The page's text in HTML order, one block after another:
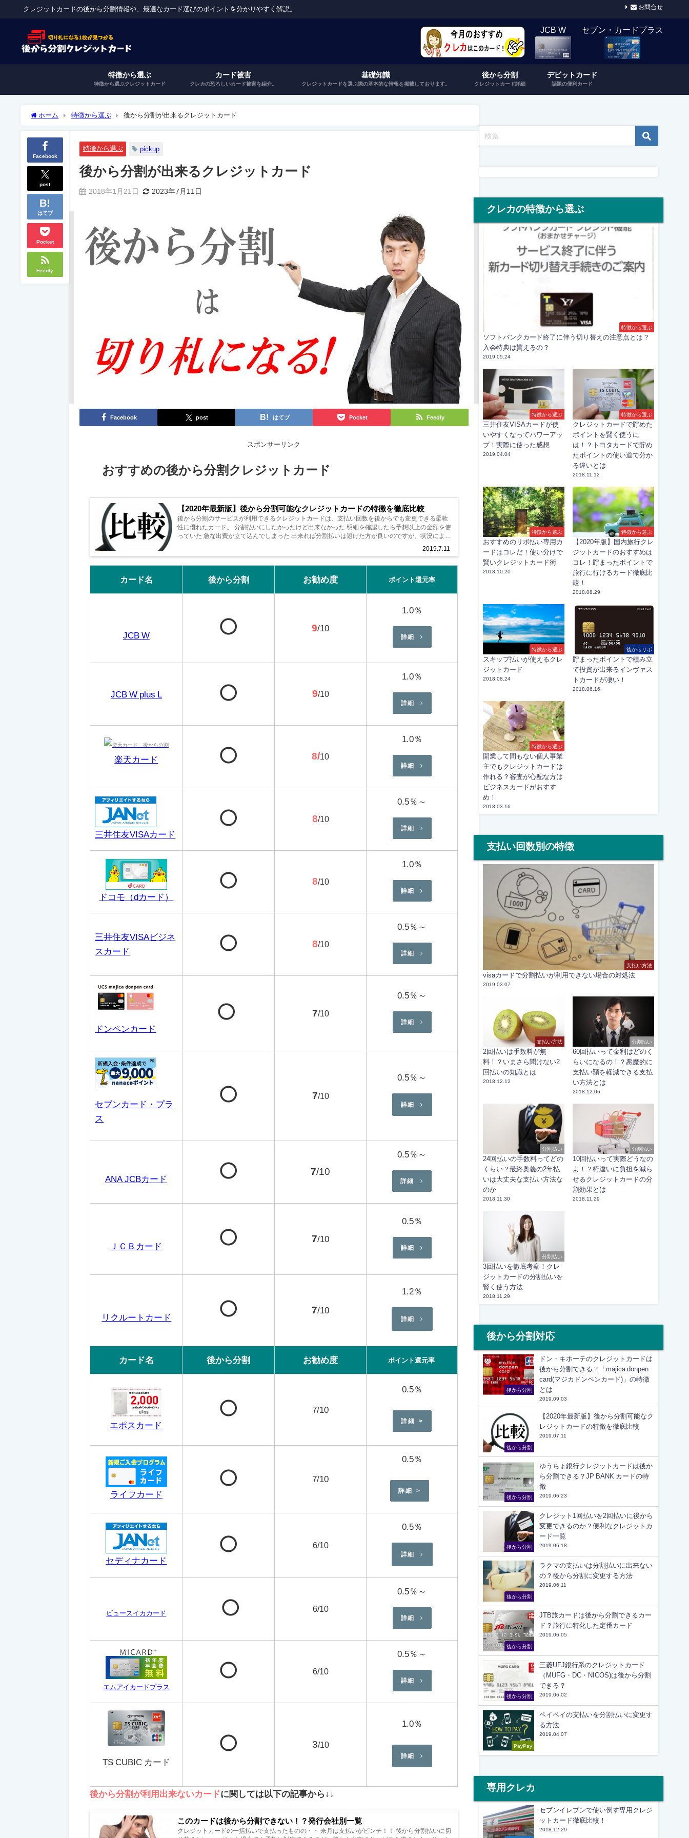
クレジットカードの後から分割情報や、最適なカード選びのポイントを分かりやすく解説。 お問合せ
JCB W セブン・カードプラス
特徴から選ぶ
特徴から選ぶクレジットカード
カード被害
クレカの恐ろしいカード被害を紹介。
基礎知識
クレジットカードを選ぶ際の基本的な情報を掲載しております。
後から分割
クレジットカード詳細
デビットカード
話題の便利カード
ホーム 特徴から選ぶ 後から分割が出来るクレジットカード
Facebook
post
はてブ
Pocket
Feedly
特徴から選ぶ pickup
後から分割が出来るクレジットカード
2018年1月21日 2023年7月11日
Facebook post はてブ Pocket Feedly
スポンサーリンク
おすすめの後から分割クレジットカード
【2020年最新版】後から分割可能なクレジットカードの特徴を徹底比較
2019.7.11
後から分割のサービスが利用できるクレジットカードは、支払い回数を後からでも変更できる柔軟
性に優れたカード。 分割払いにしたかったけど出来なかった 明細を確認したら予想以上の金額を使
っていた 急な出費が立て込んでしまった 出来れば分割払いは避けた方が良いのですが、状況によっ
カード名 後から分割 お勧め度 ポイント還元率
JCB W
⭕ 9/10
1.0％
詳細
JCB W plus L ⭕ 9/10
1.0％
詳細
楽天カード ⭕ 8/10
1.0％
詳細
三井住友VISAカード
⭕ 8/10
0.5％～
詳細
ドコモ（dカード）
⭕ 8/10
1.0％
詳細
三井住友VISAビジネ
スカード
⭕ 8/10
0.5％～
詳細
ドンペンカード
⭕ 7/10
0.5％～
詳細
セブンカード・プラ
ス
⭕ 7/10
0.5％～
詳細
ANA JCBカード ⭕ 7/10
0.5％～
詳細
ＪＣＢカード
⭕ 7/10
0.5％
詳細
リクルートカード
⭕ 7/10
1.2％
詳細
カード名 後から分割 お勧め度 ポイント還元率
エポスカード
⭕ 7/10
0.5％
詳細 >
ライフカード
⭕ 7/10
0.5％
詳細 >
セディナカード
⭕ 6/10
0.5％
詳細
ビュースイカカード ⭕ 6/10
0.5％～
詳細
エムアイカードプラス
⭕ 6/10
0.5％～
詳細
TS CUBIC カード
⭕ 3/10
1.0％
詳細
後から分割が利用出来ないカードに関しては以下の記事から↓↓
このカードは後から分割できない！？発行会社別一覧
クレジットカードの一括払いで支払ったものの・・ 来月は支払いがピンチ！！ 後から分割払いに切
クレカの特徴から選ぶ
特徴から選ぶ
ソフトバンクカード終了に伴う切り替えの注意点とは？
入会特典は貰えるの？
2019.05.24
特徴から選ぶ
三井住友VISAカードが使
いやすくなってパワーアッ
プ！実際に使った感想
2019.04.04
特徴から選ぶ
クレジットカードで貯めた
ポイントを賢く使うに
は！？トヨタカードで貯め
たポイントの使い道で分か
る違いとは
2018.11.12
特徴から選ぶ
おすすめのリボ払い専用カ
ードはコレだ！使い分けで
賢いクレジットカード術
2018.10.20
特徴から選ぶ
【2020年版】国内旅行クレ
ジットカードのおすすめは
コレ！貯まったポイントで
旅行に行けるカード徹底比
較！
2018.08.29
特徴から選ぶ
スキップ払いが使えるクレ
ジットカード
2018.08.24
後からリボ
貯まったポイントで積み立
て投資が出来るインヴァス
トカードが凄い！
2018.06.16
特徴から選ぶ
開業して間もない個人事業
主でもクレジットカードは
作れる？審査が心配な方は
ビジネスカードがおすす
め！
2018.03.16
支払い回数別の特徴
支払い方法
visaカードで分割払いが利用できない場合の対処法
2019.03.07
支払い方法
2回払いは手数料が無
料！？いまさら聞けない2
回払いの知識とは
2018.12.12
分割払い
60回払いって金利はどのく
らいになるの！？悪魔的に
支払い額を軽減できる支払
い方法とは
2018.12.06
分割払い
24回払いの手数料ってどの
くらい？最終奥義の2年払
いは大丈夫な支払い方法な
のか
2018.11.30
分割払い
10回払いって実際どうなの
よ！？桁違いに負担を減ら
せるクレジットカードの分
割効果とは
2018.11.29
分割払い
3回払いを徹底考察！クレ
ジットカードの分割払いを
賢く使う方法
2018.11.29
後から分割対応
後から分割
ドン・キホーテのクレジットカードは
後から分割できる？「majica donpen
card(マジカドンペンカード)」の特徴
とは
2019.09.03
後から分割
【2020年最新版】後から分割可能なク
レジットカードの特徴を徹底比較
2019.07.11
後から分割
ゆうちょ銀行クレジットカードは後か
ら分割できる？JP BANK カードの特
徴
2019.06.23
後から分割
クレジット1回払いを2回払いに後から
変更できるのか？便利なクレジットカ
ード一覧
2019.06.18
後から分割
ラクマの支払いは分割払いに出来ない
の？後から分割に変更する方法
2019.06.11
後から分割
JTB旅カードは後から分割できるカー
ド？旅行に特化した定番カード
2019.06.05
後から分割
三菱UFJ銀行系のクレジットカード
（MUFG・DC・NICOS)は後から分割
できる？
2019.06.02
PayPay
ペイペイの支払いを分割払いに変更す
る方法
2019.04.07
専用クレカ
セブンイレブンで使い倒す専用クレジ
ットカード徹底比較！
2018.12.29